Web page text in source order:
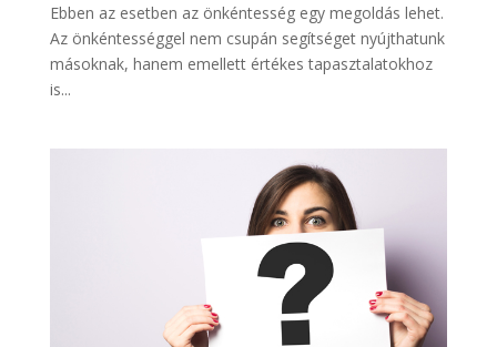
Ebben az esetben az önkéntesség egy megoldás lehet.
Az önkéntességgel nem csupán segítséget nyújthatunk
másoknak, hanem emellett értékes tapasztalatokhoz
is...